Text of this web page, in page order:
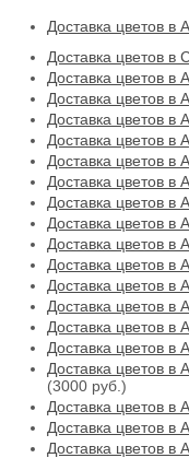
Доставка цветов в
Доставка цветов в
Доставка цветов в
Доставка цветов в
Доставка цветов в
Доставка цветов в
Доставка цветов в
Доставка цветов в
Доставка цветов в
Доставка цветов в
Доставка цветов в
Доставка цветов в
Доставка цветов в
Доставка цветов в
Доставка цветов в
Доставка цветов в
Доставка цветов в
(3000 руб.)
Доставка цветов в
Доставка цветов в
Доставка цветов в